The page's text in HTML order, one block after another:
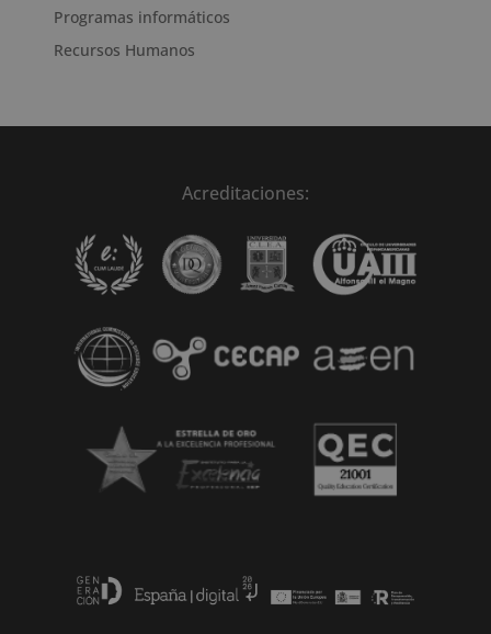
Programas informáticos
Recursos Humanos
Acreditaciones: